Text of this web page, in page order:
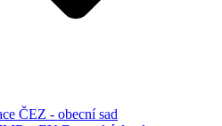
ČEZ - obecní sad